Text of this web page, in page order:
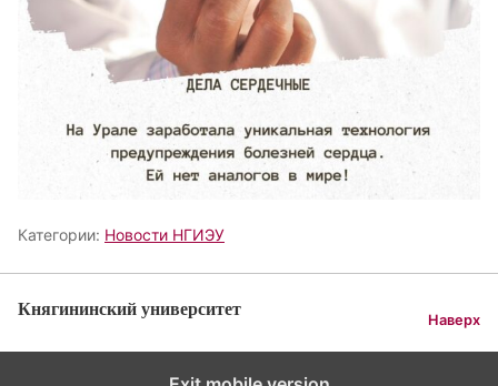
Категории: Новости НГИЭУ
Княгининский университет Наверх